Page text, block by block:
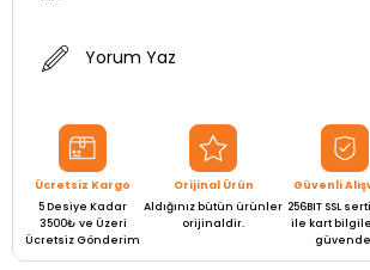
Yorum Yaz
Ücretsiz Kargo
5 Desiye Kadar
3500₺ ve Üzeri
Ücretsiz Gönderim
Orijinal Ürün
Aldığınız bütün ürünler
orijinaldir.
Güvenli
256BIT SSL
ile kart